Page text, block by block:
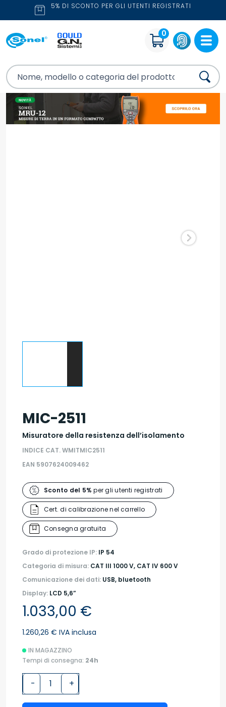
5% DI SCONTO PER GLI UTENTI REGISTRATI
0
MIC-2511
Misuratore della resistenza dell’isolamento
INDICE CAT. WMITMIC2511
EAN 5907624009462
Sconto del 5% per gli utenti registrati
Cert. di calibrazione nel carrello
Consegna gratuita
Grado di protezione IP: IP 54
Categoria di misura: CAT III 1000 V, CAT IV 600 V
Comunicazione dei dati: USB, bluetooth
Display: LCD 5,6”
1.033,00 €
1.260,26 € IVA inclusa
IN MAGAZZINO
Tempi di consegna: 24h
- +